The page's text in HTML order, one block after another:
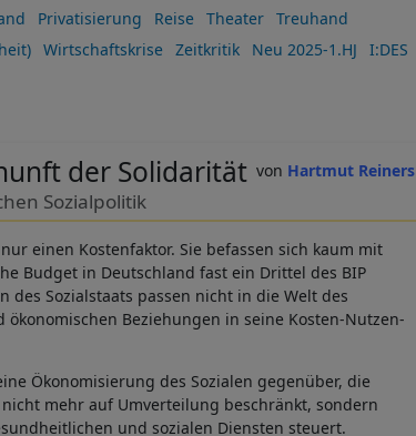
Privatisierung Reise Theater
Treuhand
Wirtschaftskrise Zeitkritik Neu 2025-1.HJ
I:DES
Hartmut Reiners
der Solidarität
Sozialpolitik
einen Kostenfaktor. Sie befassen sich kaum mit
Budget in Deutschland fast ein Drittel des BIP
des Sozialstaats passen nicht in die Welt des
Beziehungen in seine Kosten-Nutzen-
Ökonomisierung des Sozialen gegenüber, die
mehr auf Umverteilung beschränkt, sondern
und sozialen Diensten steuert.